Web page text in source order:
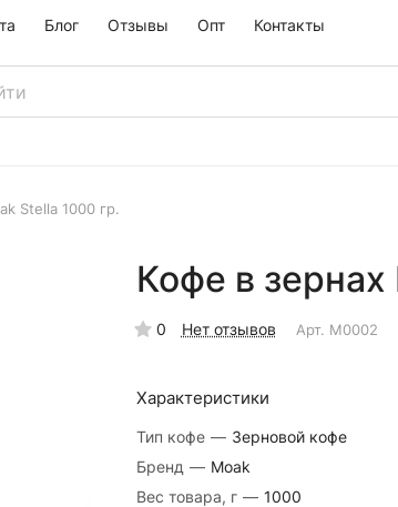
Блог Отзывы Опт Контакты
Stella 1000 гр.
Кофе в
0 Нет отзывов Арт. M0002
Характеристики
Тип кофе — Зерновой кофе
Бренд — Moak
Вес товара, г — 1000